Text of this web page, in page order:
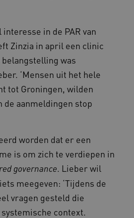
in de PAR van
Zinzia in april een clinic
was
‘Mensen uit het hele
tot Groningen, wilden
de aanmeldingen stop
worden dat er een
is om zich te verdiepen in
governance. Lieber wil
meegeven: ‘Tijdens de
vragen gesteld die
context.
Amazon.com Inc.
.youtube.com
.waardigheidentrots.nl